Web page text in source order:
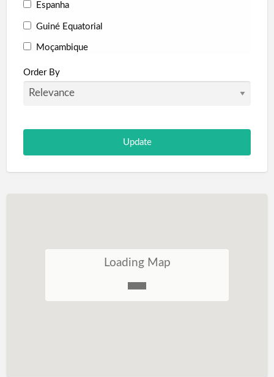
Espanha
Guiné Equatorial
Moçambique
Portugal
São Tomé e Príncipe
Order By
Loading Map